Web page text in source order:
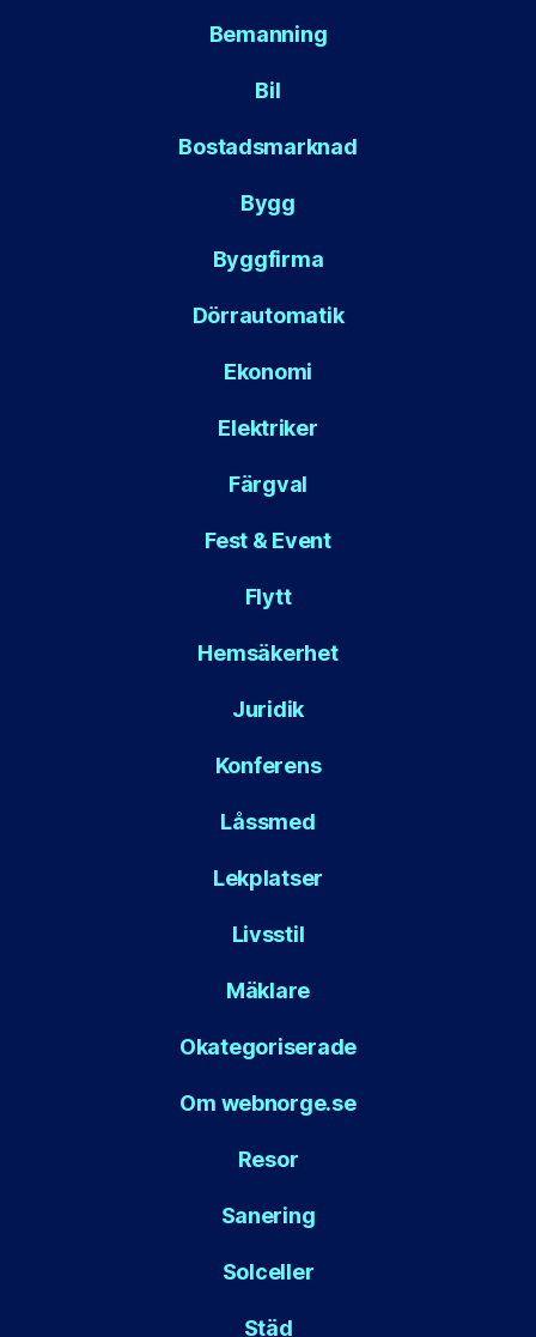
Bemanning
Bil
Bostadsmarknad
Bygg
Byggfirma
Dörrautomatik
Ekonomi
Elektriker
Färgval
Fest & Event
Flytt
Hemsäkerhet
Juridik
Konferens
Låssmed
Lekplatser
Livsstil
Mäklare
Okategoriserade
Om webnorge.se
Resor
Sanering
Solceller
Städ